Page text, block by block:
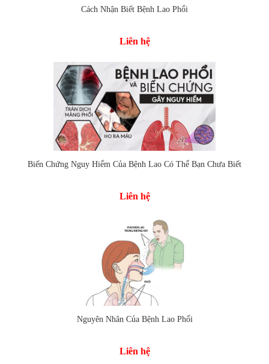
Cách Nhận Biết Bệnh Lao Phổi
Liên hệ
Biến Chứng Nguy Hiểm Của Bệnh Lao Có Thể Bạn Chưa Biết
Liên hệ
Thêm vào so sánh
Nguyên Nhân Của Bệnh Lao Phổi
Liên hệ